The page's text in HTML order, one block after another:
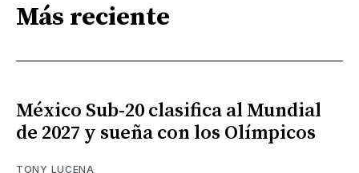
Más reciente
México Sub-20 clasifica al Mundial
de 2027 y sueña con los Olímpicos
TONY LUCENA